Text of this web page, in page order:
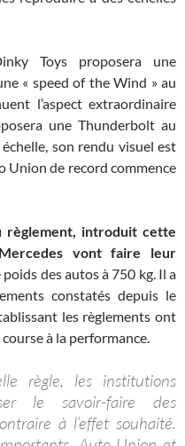
Toys proposera une
« speed of the Wind » au
l’aspect extraordinaire
une Thunderbolt au
son rendu visuel est
Union de record commence
règlement, introduit cette
vont faire leur
des autos à 750 kg. Il a
constatés depuis le
les règlements ont
à la performance.
règle, les institutions
le savoir-faire des
à l’effet souhaité.